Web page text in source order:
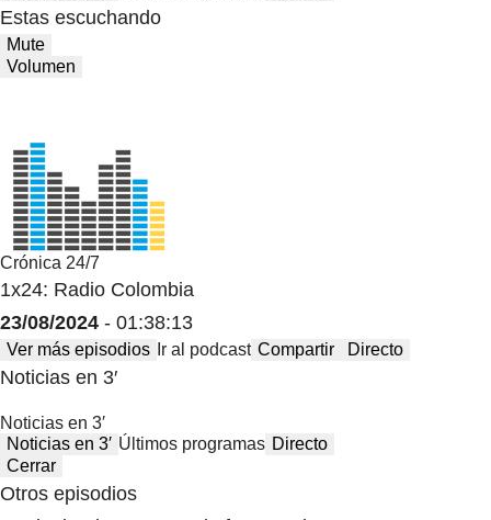
Estas escuchando
Mute
Volumen
Crónica 24/7
1x24: Radio Colombia
23/08/2024 - 01:38:13
Ver más episodios Ir al podcast Compartir Directo
Noticias en 3′
Noticias en 3′
Noticias en 3′ Últimos programas Directo
Cerrar
Otros episodios